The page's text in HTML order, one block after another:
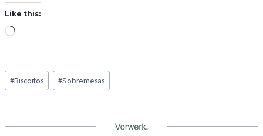
Like this:
L
d
i
g
Post
Tags:
#Biscoitos #Sobremesas